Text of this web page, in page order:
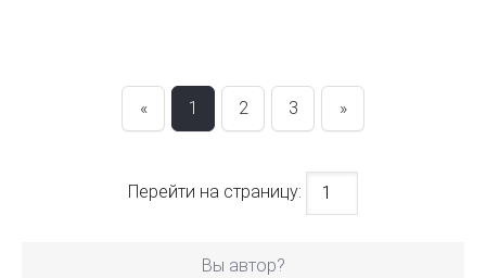
« 1 2 3 »
Перейти на страницу:
Вы автор?